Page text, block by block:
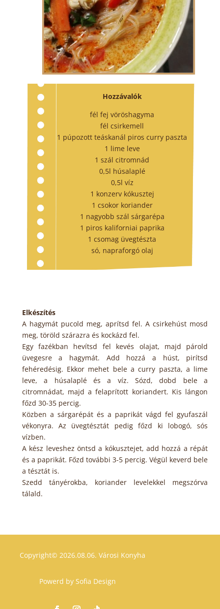
Hozzávalók
fél fej vöröshagyma
fél csirkemell
1 púpozott teáskanál piros curry paszta
1 lime leve
1 szál citromnád
0,5l húsalaplé
0,5l víz
1 konzerv kókusztej
1 csokor koriander
1 nagyobb szál sárgarépa
1 piros kaliforniai paprika
1 csomag üvegtészta
só, napraforgó olaj
Elkészítés
A hagymát pucold meg, aprítsd fel. A csirkehúst mosd
meg, töröld szárazra és kockázd fel.
Egy fazékban hevítsd fel kevés olajat, majd párold
üvegesre a hagymát. Add hozzá a húst, pirítsd
fehéredésig. Ekkor mehet bele a curry paszta, a lime
leve, a húsalaplé és a víz. Sózd, dobd bele a
citromnádat, majd a felaprított koriandert. Kis lángon
főzd 30-35 percig.
Közben a sárgarépát és a paprikát vágd fel gyufaszál
vékonyra. Az üvegtésztát pedig főzd ki lobogó, sós
vízben.
A kész leveshez öntsd a kókusztejet, add hozzá a répát
és a paprikát. Főzd további 3-5 percig. Végül keverd bele
a tésztát is.
Szedd tányérokba, koriander levelekkel megszórva
tálald.
Copyright© 2026.08.06. Városi Konyha
Powerd by Sofia Design